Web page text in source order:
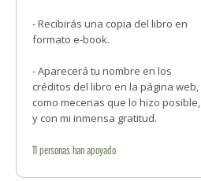
- Recibirás una copia del libro en
formato e-book.
- Aparecerá tu nombre en los
créditos del libro en la página web,
como mecenas que lo hizo posible,
y con mi inmensa gratitud.
11personashan apoyado